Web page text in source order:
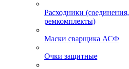
Расходники (соединения,
ремкомплекты)
Маски сварщика АСФ
Очки защитные